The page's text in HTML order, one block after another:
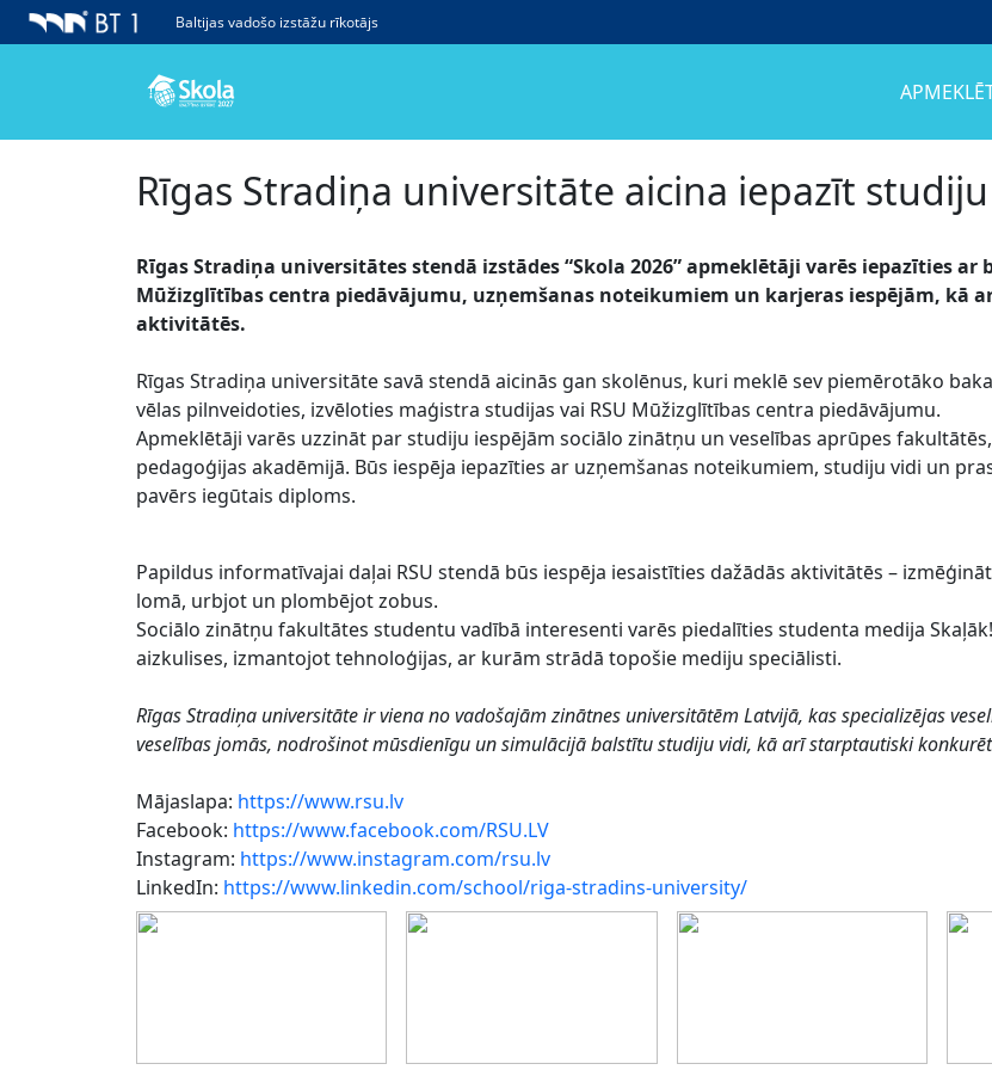
Baltijas vadošo izstāžu rīkotājs
Rīgas Stradiņa universitāte aicina iepazīt
Rīgas Stradiņa universitātes stendā izstādes “Skola 2026” apmeklētāji varēs iepazīties
Mūžizglītības centra piedāvājumu, uzņemšanas noteikumiem un karjeras iespējām, kā
aktivitātēs.
Rīgas Stradiņa universitāte savā stendā aicinās gan skolēnus, kuri meklē sev piemērotāko
vēlas pilnveidoties, izvēloties maģistra studijas vai RSU Mūžizglītības centra piedāvājumu.
Apmeklētāji varēs uzzināt par studiju iespējām sociālo zinātņu un veselības aprūpes
pedagoģijas akadēmijā. Būs iespēja iepazīties ar uzņemšanas noteikumiem, studiju vidi un
pavērs iegūtais diploms.
Papildus informatīvajai daļai RSU stendā būs iespēja iesaistīties dažādās aktivitātēs –
lomā, urbjot un plombējot zobus.
Sociālo zinātņu fakultātes studentu vadībā interesenti varēs piedalīties studenta medija
aizkulises, izmantojot tehnoloģijas, ar kurām strādā topošie mediju speciālisti.
Rīgas Stradiņa universitāte ir viena no vadošajām zinātnes universitātēm Latvijā, kas specializējas
veselības jomās, nodrošinot mūsdienīgu un simulācijā balstītu studiju vidi, kā arī starptautiski
Mājaslapa: https://www.rsu.lv
Facebook: https://www.facebook.com/RSU.LV
Instagram: https://www.instagram.com/rsu.lv
LinkedIn: https://www.linkedin.com/school/riga-stradins-university/